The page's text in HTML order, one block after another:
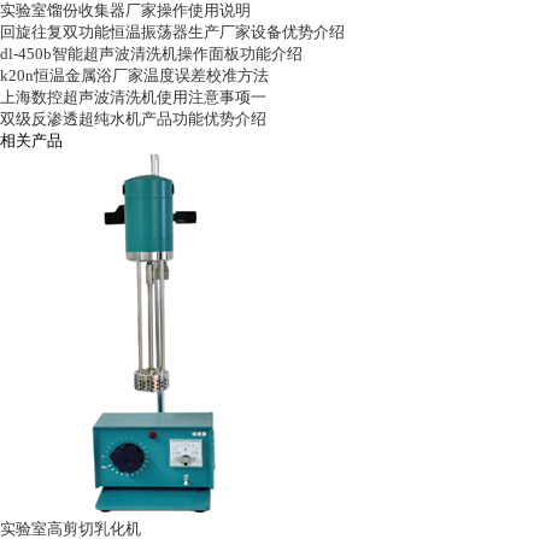
实验室馏份收集器厂家操作使用说明
回旋往复双功能恒温振荡器生产厂家设备优势介绍
dl-450b智能超声波清洗机操作面板功能介绍
k20n恒温金属浴厂家温度误差校准方法
上海数控超声波清洗机使用注意事项一
双级反渗透超纯水机产品功能优势介绍
相关产品
实验室高剪切乳化机